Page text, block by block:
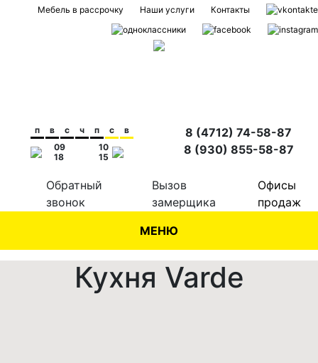
Мебель в рассрочку Наши услуги Контакты
п в с ч п с
в
09
18
10
15
8 (4712) 74-58-87
8 (930) 855-58-87
Обратный
звонок
Вызов
замерщика
Офисы
продаж
МЕНЮ
Кухня Varde